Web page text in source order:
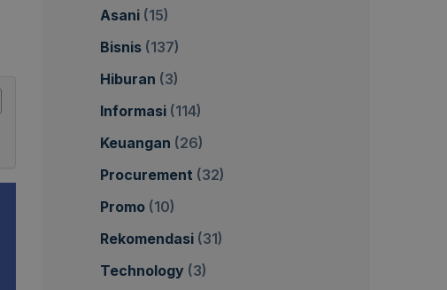
Asani (15)
Bisnis (137)
Hiburan (3)
Informasi (114)
Keuangan (26)
Procurement (32)
Promo (10)
Rekomendasi (31)
Technology (3)